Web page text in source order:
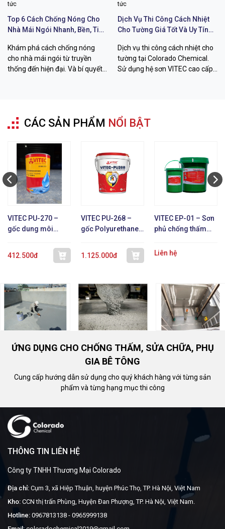
tức
Top 6 Cách Chống Nóng Cho
Nhà Mái Ngói Nhanh, Bền, Tiết
Khám phá cách chống nóng
cho nhà mái ngói từ truyền
thống đến hiện đại. Và bí quyết
tức
Dịch Vụ Thi Công Cách Nhiệt
Cho Tường Giá Tốt Và Uy Tín
Dịch vụ thi công cách nhiệt cho
tường tại Colorado Chemical.
Sử dụng hệ sơn VITEC cao cấp
CÁC SẢN PHẨM NỔI BẬT
VITEC PU-270 –
gốc dung môi
412.500đ
VITEC PU-268 –
gốc Polyurethane 1
1.125.000đ
VITEC EP-01 – Sơn
phủ chống thấm
Liên hệ
ỨNG DỤNG CHO CHỐNG THẤM, SỬA CHỮA, PHỤ
GIA BÊ TÔNG
Cung cấp hướng dẫn sử dụng cho quý khách hàng với từng sản
phẩm và từng hạng mục thi công
THÔNG TIN LIÊN HỆ
Công ty TNHH Thương Mại Colorado
Địa chỉ: Cụm 3, xã Hiệp Thuận, huyện Phúc Thọ, TP. Hà Nội, Việt Nam
Kho: CCN thị trấn Phùng, Huyện Đan Phượng, TP. Hà Nội, Việt Nam.
Hotline: 0967813138 - 0965999138